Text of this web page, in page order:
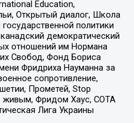
Education,
Открытый диалог, Школа
политики
демократический
отношений им Нормана
Свобод, Фонд Бориса
Фридриха Науманна за
сопротивление,
Прометей, Stop
живым, Фридом Хаус, СОТА
Лига Украины